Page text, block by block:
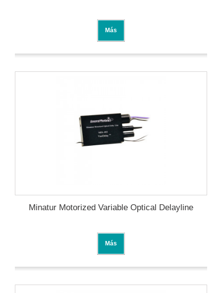
Más
Minatur Motorized Variable Optical Delayline
Más